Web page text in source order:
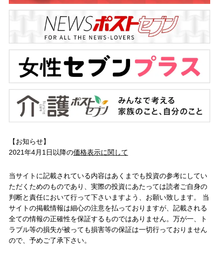
【お知らせ】
2021年4月1日以降の価格表示に関して
当サイトに記載されている内容はあくまでも投資の参考にしてい
ただくためのものであり、実際の投資にあたっては読者ご自身の
判断と責任において行って下さいますよう、お願い致します。 当
サイトの掲載情報は細心の注意を払っておりますが、記載される
全ての情報の正確性を保証するものではありません。万が一、ト
ラブル等の損失が被っても損害等の保証は一切行っておりません
ので、予めご了承下さい。